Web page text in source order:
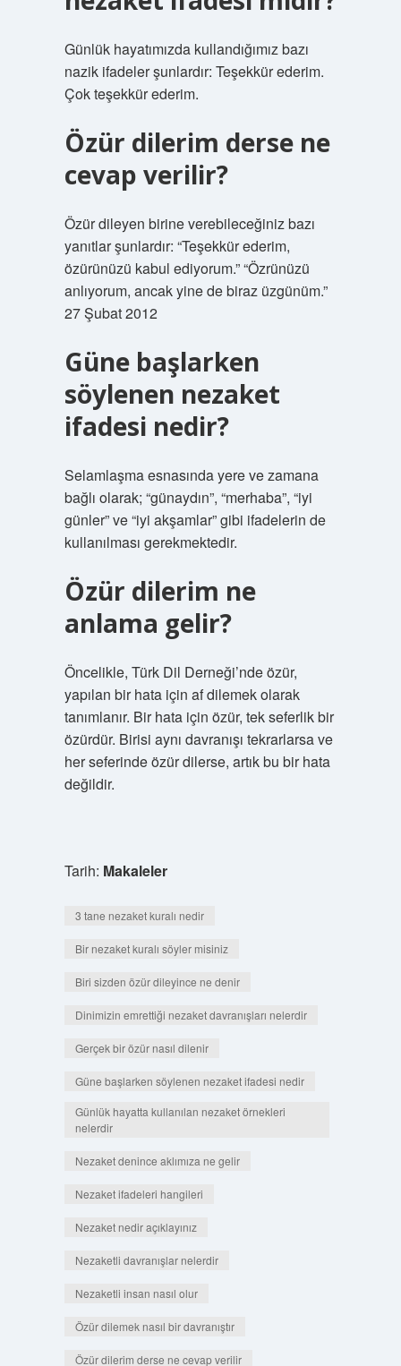
Günlük hayatımızda kullandığımız bazı
nazik ifadeler şunlardır: Teşekkür ederim.
Çok teşekkür ederim.
Özür dilerim derse ne
cevap verilir?
Özür dileyen birine verebileceğiniz bazı
yanıtlar şunlardır: “Teşekkür ederim,
özürünüzü kabul ediyorum.” “Özrünüzü
anlıyorum, ancak yine de biraz üzgünüm.”
27 Şubat 2012
Güne başlarken
söylenen nezaket
ifadesi nedir?
Selamlaşma esnasında yere ve zamana
bağlı olarak; “günaydın”, “merhaba”, “iyi
günler” ve “iyi akşamlar” gibi ifadelerin de
kullanılması gerekmektedir.
Özür dilerim ne
anlama gelir?
Öncelikle, Türk Dil Derneği’nde özür,
yapılan bir hata için af dilemek olarak
tanımlanır. Bir hata için özür, tek seferlik bir
özürdür. Birisi aynı davranışı tekrarlarsa ve
her seferinde özür dilerse, artık bu bir hata
değildir.
Tarih: Makaleler
3 tane nezaket kuralı nedir
Bir nezaket kuralı söyler misiniz
Biri sizden özür dileyince ne denir
Dinimizin emrettiği nezaket davranışları nelerdir
Gerçek bir özür nasıl dilenir
Güne başlarken söylenen nezaket ifadesi nedir
Günlük hayatta kullanılan nezaket örnekleri
nelerdir
Nezaket denince aklımıza ne gelir
Nezaket ifadeleri hangileri
Nezaket nedir açıklayınız
Nezaketli davranışlar nelerdir
Nezaketli insan nasıl olur
Özür dilemek nasıl bir davranıştır
Özür dilerim derse ne cevap verilir